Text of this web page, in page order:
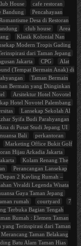
House
cafe restoran
Bandung
Pencahayaan
Desa di Restoran
club house
Area
Klasik Kolonial Nan
Modern Tropis Gading
dari Taman Jepang
Jakarta
CPG
Alat
(Tempat Bermain Anak) di
Taman Bermain
Bermain yang Diinginkan
Arsitektur Hotel Novotel
Hotel Novotel Palembang
Lansekap Sekolah Al
Syifa Budi Parahyangan
di Pusat Studi Jepang UI
Bali
perkantoran
Marketing Office Bukit Golf
Hijau Arkadia Jakarta
Kolam Renang The
Perancangan Lansekap
2 Kavling Rumah –
Vivaldi Legenda Wisata
Gaya Taman Jepang
rumah courtyard
7
Terbuka Bagian Tengah
Rumah : Elemen Taman
yang Terinspirasi dari Taman
Taman Belakang
Batu Alam Taman Hias